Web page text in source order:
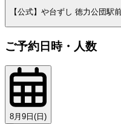
【公式】や台ずし 徳力公団駅
ご予約日時・人数
8月9日(日)